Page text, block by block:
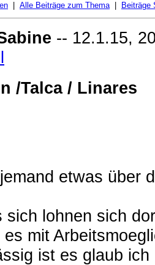
Alle Beiträge zum Thema| Beiträge
-- 12.1.15,
/Talca / Linares
etwas über
sich lohnen sich
mit
ist es glaub